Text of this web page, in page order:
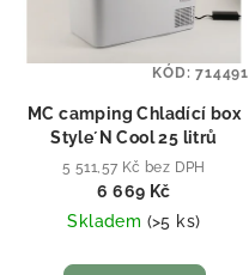
MC camping Chladící box
Style´N Cool 25 litrů
5 511,57 Kč bez DPH
6 669 Kč
Skladem (>5 ks)
KÓD:714491